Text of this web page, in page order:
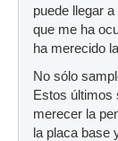
puede llegar
que me ha
ha merecido
No sólo
Estos últimos
merecer la
la placa base